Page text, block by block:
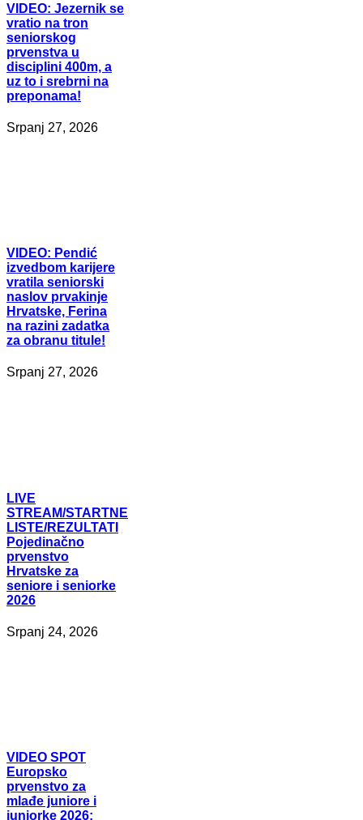
VIDEO: Jezernik se
vratio na tron
seniorskog
prvenstva u
disciplini 400m, a
uz to i srebrni na
preponama!
Srpanj 27, 2026
VIDEO: Pendić
izvedbom karijere
vratila seniorski
naslov prvakinje
Hrvatske, Ferina
na razini zadatka
za obranu titule!
Srpanj 27, 2026
LIVE
STREAM/STARTNE
LISTE/REZULTATI
Pojedinačno
prvenstvo
Hrvatske za
seniore i seniorke
2026
Srpanj 24, 2026
VIDEO SPOT
Europsko
prvenstvo za
mlađe juniore i
juniorke 2026: